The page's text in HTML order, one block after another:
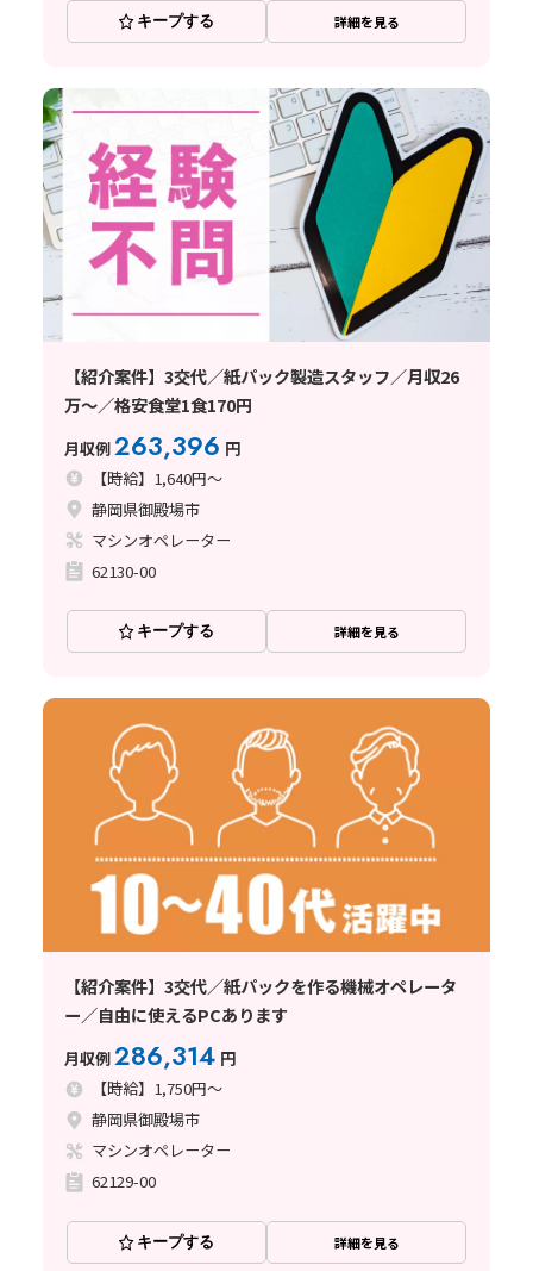
キープする 詳細を見る
【紹介案件】3交代／紙パック製造スタッフ／月収26
万～／格安食堂1食170円
月収例263,396 円
【時給】1,640円～
静岡県御殿場市
マシンオペレーター
62130-00
キープする 詳細を見る
【紹介案件】3交代／紙パックを作る機械オペレータ
ー／自由に使えるPCあります
月収例286,314 円
【時給】1,750円～
静岡県御殿場市
マシンオペレーター
62129-00
キープする 詳細を見る